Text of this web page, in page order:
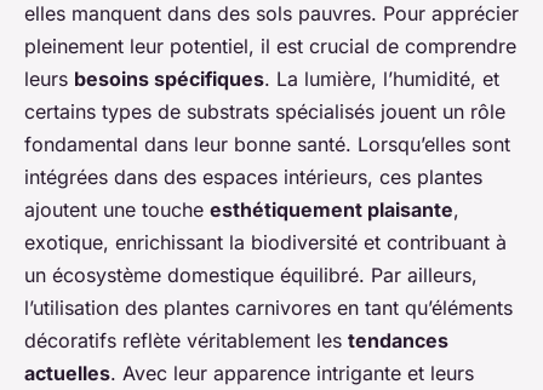
elles manquent dans des sols pauvres. Pour apprécier
pleinement leur potentiel, il est crucial de comprendre
leurs besoins spécifiques. La lumière, l’humidité, et
certains types de substrats spécialisés jouent un rôle
fondamental dans leur bonne santé. Lorsqu’elles sont
intégrées dans des espaces intérieurs, ces plantes
ajoutent une touche esthétiquement plaisante,
exotique, enrichissant la biodiversité et contribuant à
un écosystème domestique équilibré. Par ailleurs,
l’utilisation des plantes carnivores en tant qu’éléments
décoratifs reflète véritablement les tendances
actuelles. Avec leur apparence intrigante et leurs